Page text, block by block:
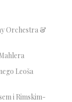
Orchestra &
Leoša
i Rimskim-